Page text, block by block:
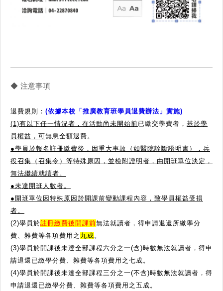
◆ 注意事項
退費規則： (依據本校「推廣教育班學員退費辦法」實施)
(1)有以下任一情況者，在活動尚未開始前已繳交學費者， 基於學
員權益，可無息全額退費。
●學員於報名註冊繳費後，因重大事故（如醫院診斷證明書），兵
役召集（召集令）等特殊原因，並檢附證明者，由開班單位決定，
無法繼續就讀者。
●未達開班人數者。
● 開班單位因特殊原因於開課前變動課程內容，致學員權益受損
者。
(2)學員於註冊繳費後開課前無法就讀者，得申請退還所繳學分
費、雜費等各項費用之 九成。
(3)學員於開課後未逹全部課程六分之一(含)時數無法就讀者，得申
請退還已繳學分費、雜費等各項費用之七成。
(4)學員於開課後未達全部課程三分之一(不含)時數無法就讀者，得
申請退還已繳學分費、雜費等各項費用之五成。